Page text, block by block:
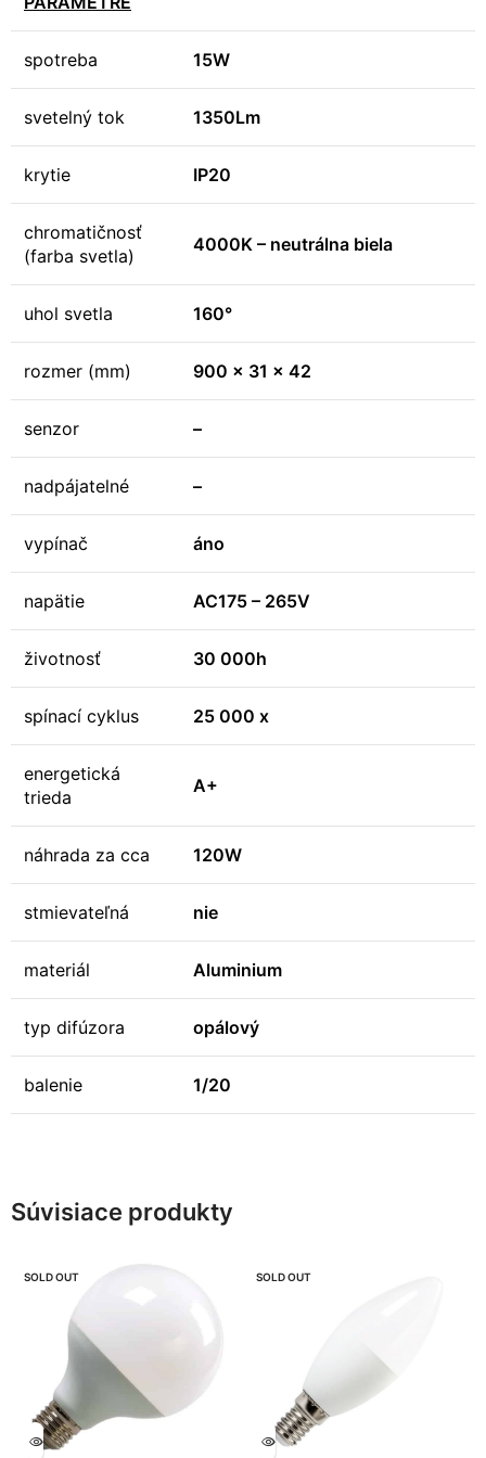
spotreba 15W
svetelný tok 1350Lm
krytie IP20
chromatičnosť
(farba svetla)
4000K – neutrálna biela
uhol svetla 160°
rozmer (mm) 900 x 31 x 42
senzor –
nadpájatelné –
vypínač áno
napätie AC175 – 265V
životnosť 30 000h
spínací cyklus 25 000 x
energetická
trieda
A+
náhrada za cca 120W
stmievateľná nie
materiál Aluminium
typ difúzora opálový
balenie 1/20
Súvisiace produkty
SOLD OUT SOLD OUT